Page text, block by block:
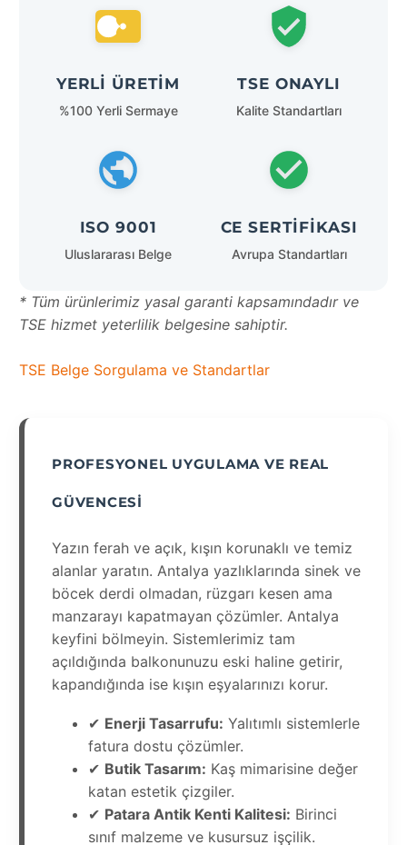
YERLI ÜRETIM
%100 Yerli Sermaye
TSE ONAYLI
Kalite Standartları
ISO 9001
Uluslararası Belge
CE SERTIFIKASI
Avrupa Standartları
* Tüm ürünlerimiz yasal garanti kapsamındadır ve
TSE hizmet yeterlilik belgesine sahiptir.
TSE Belge Sorgulama ve Standartlar
PROFESYONEL UYGULAMA VE REAL
GÜVENCESI
Yazın ferah ve açık, kışın korunaklı ve temiz
alanlar yaratın. Antalya yazlıklarında sinek ve
böcek derdi olmadan, rüzgarı kesen ama
manzarayı kapatmayan çözümler. Antalya
keyfini bölmeyin. Sistemlerimiz tam
açıldığında balkonunuzu eski haline getirir,
kapandığında ise kışın eşyalarınızı korur.
✔ Enerji Tasarrufu: Yalıtımlı sistemlerle
fatura dostu çözümler.
✔ Butik Tasarım: Kaş mimarisine değer
katan estetik çizgiler.
✔ Patara Antik Kenti Kalitesi: Birinci
sınıf malzeme ve kusursuz işçilik.